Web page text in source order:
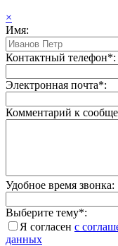
×
Имя:
Контактный телефон*:
Электронная почта*:
Комментарий к
Удобное время звонка:
Выберите тему*:
Я согласен с
данных